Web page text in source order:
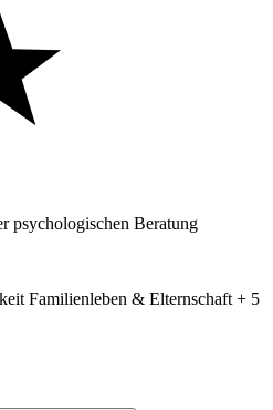
psychologischen Beratung
Familienleben & Elternschaft + 5